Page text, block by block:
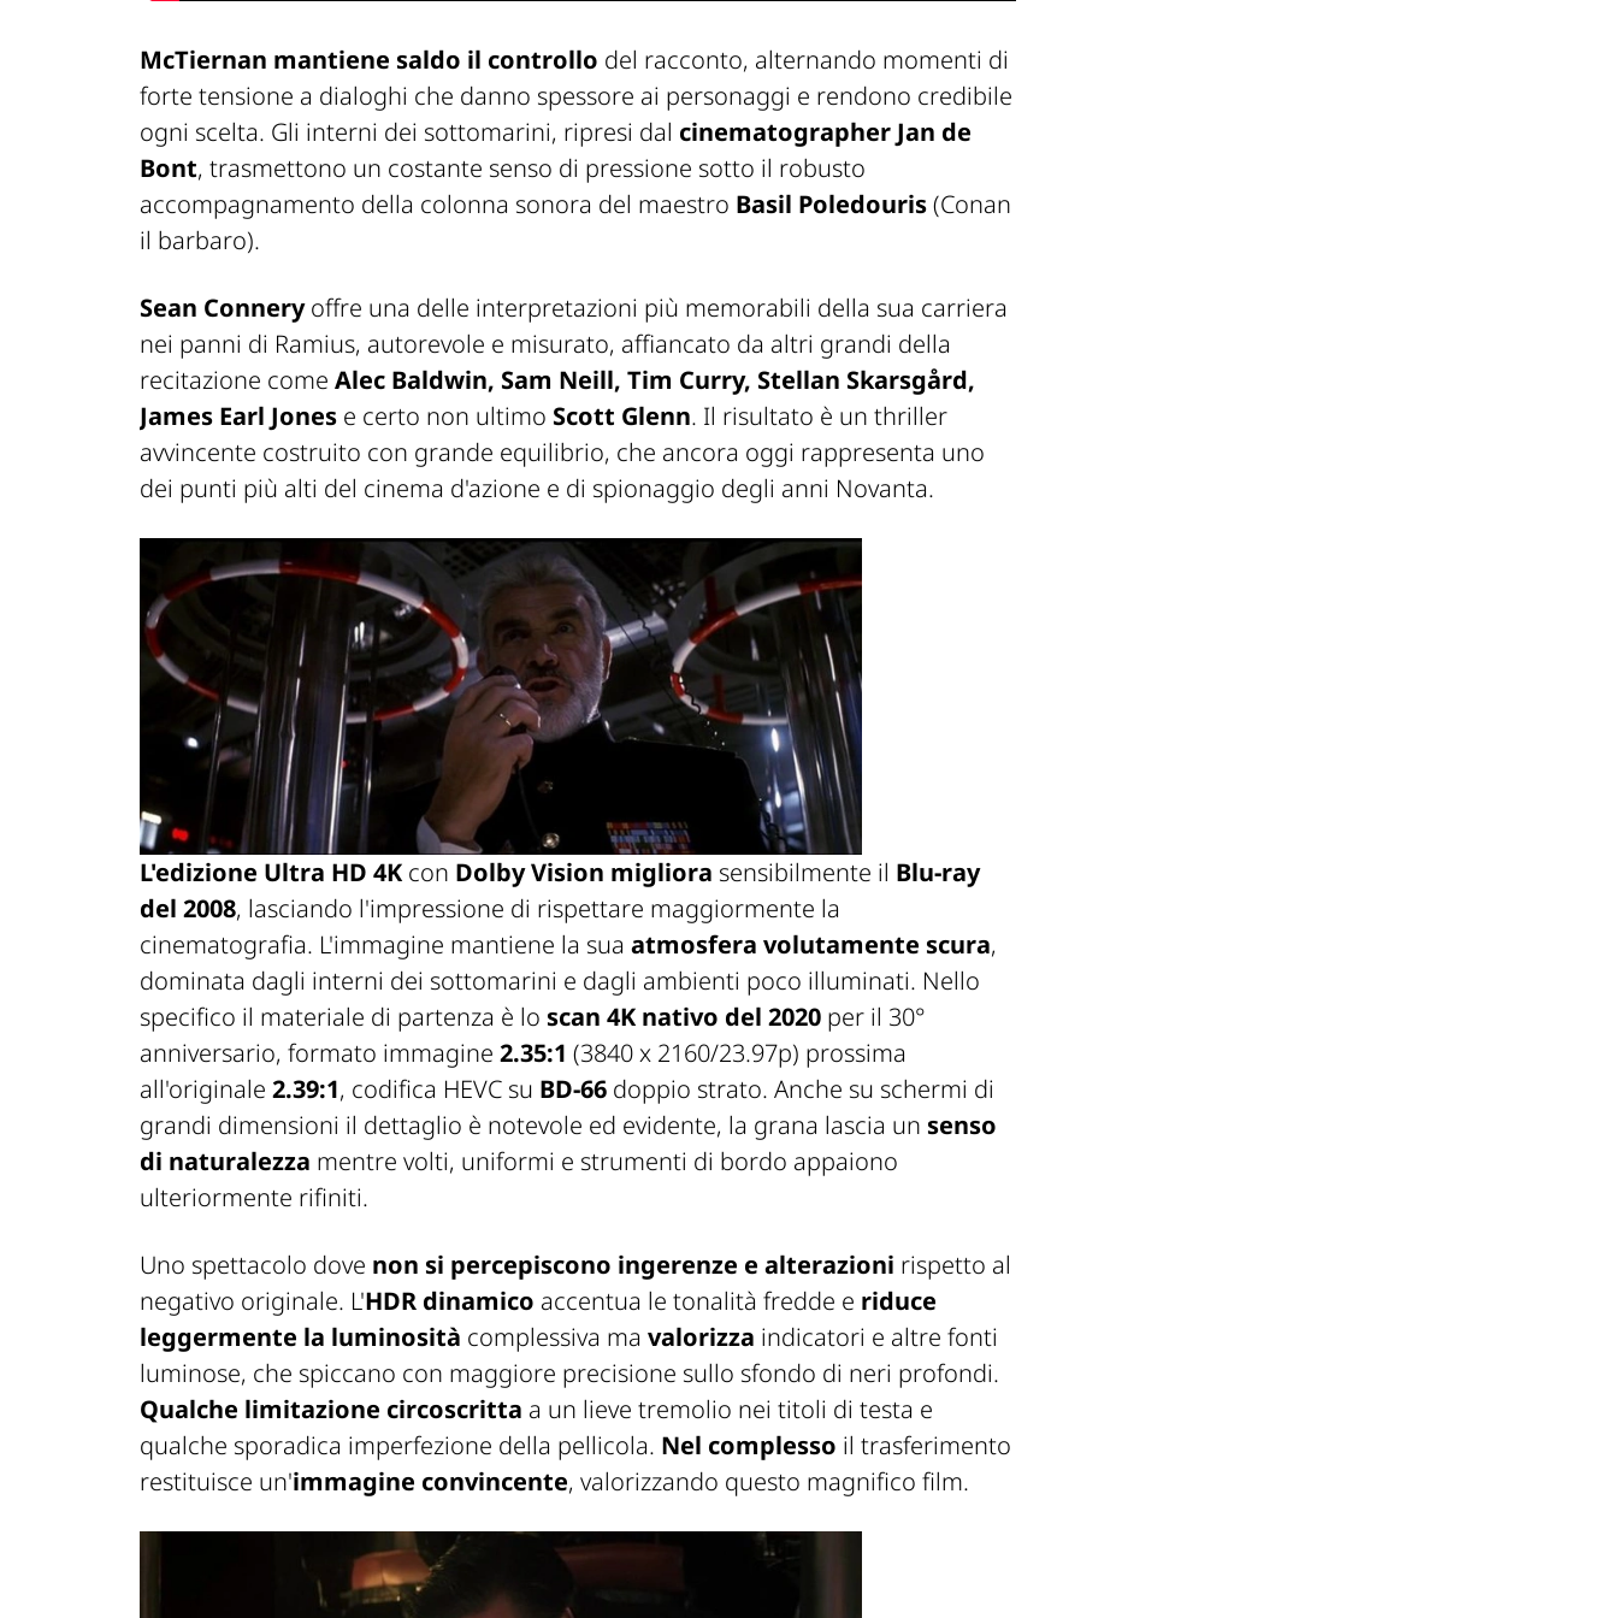
McTiernan mantiene saldo il controllo del racconto, alternando momenti di
forte tensione a dialoghi che danno spessore ai personaggi e rendono credibile
ogni scelta. Gli interni dei sottomarini, ripresi dal cinematographer Jan de
Bont, trasmettono un costante senso di pressione sotto il robusto
accompagnamento della colonna sonora del maestro Basil Poledouris(Conan
il barbaro).
Sean Conneryoffre una delle interpretazioni più memorabili della sua carriera
nei panni di Ramius, autorevole e misurato, affiancato da altri grandi della
recitazione come Alec Baldwin, Sam Neill, Tim Curry, Stellan Skarsgård,
James Earl Jones e certo non ultimo Scott Glenn. Il risultato è un thriller
avvincente costruito con grande equilibrio, che ancora oggi rappresenta uno
dei punti più alti del cinema d'azione e di spionaggio degli anni Novanta.
L'edizione Ultra HD 4K con Dolby Vision migliora sensibilmente il Blu-ray
del 2008, lasciando l'impressione di rispettare maggiormente la
cinematografia. L'immagine mantiene la sua atmosfera volutamente scura,
dominata dagli interni dei sottomarini e dagli ambienti poco illuminati. Nello
specifico il materiale di partenza è lo scan 4K nativo del 2020 per il 30°
anniversario, formato immagine 2.35:1 (3840 x 2160/23.97p) prossima
all'originale 2.39:1, codifica HEVC su BD-66 doppio strato. Anche su schermi di
grandi dimensioni il dettaglio è notevole ed evidente, la grana lascia un senso
di naturalezza mentre volti, uniformi e strumenti di bordo appaiono
ulteriormente rifiniti.
Uno spettacolo dove non si percepiscono ingerenze e alterazioni rispetto al
negativo originale. L'HDR dinamico accentua le tonalità fredde e riduce
leggermente la luminosità complessiva ma valorizza indicatori e altre fonti
luminose, che spiccano con maggiore precisione sullo sfondo di neri profondi.
Qualche limitazione circoscritta a un lieve tremolio nei titoli di testa e
qualche sporadica imperfezione della pellicola. Nel complesso il trasferimento
restituisce un'immagine convincente, valorizzando questo magnifico film.